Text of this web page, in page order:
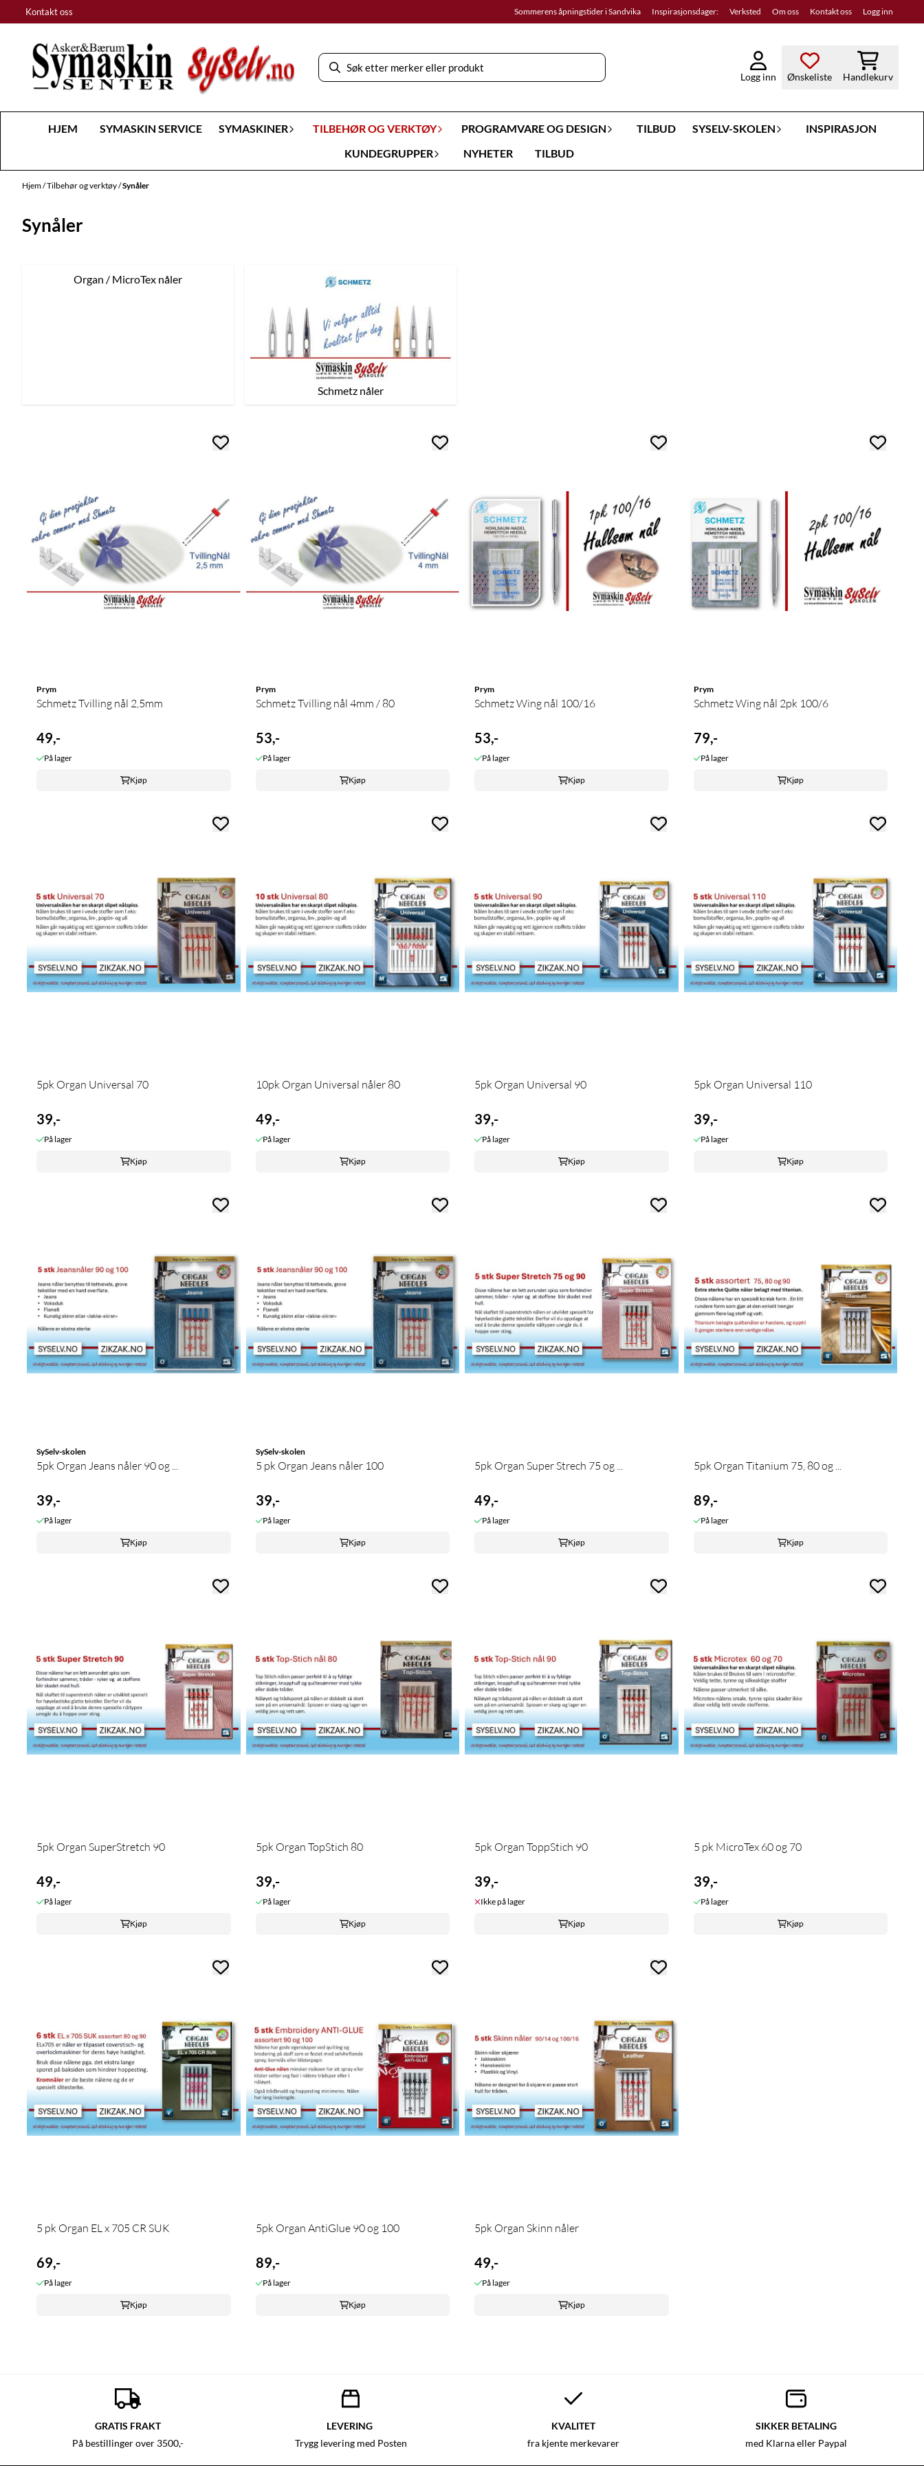
Hopp til innhold
Kontakt oss Sommerens åpningstider i Sandvika Inspirasjonsdager: Verksted Om oss Kontakt oss Logg inn
Logg inn Ønskeliste Handlekurv
HJEM SYMASKIN SERVICE SYMASKINER TILBEHØR OG VERKTØY PROGRAMVARE OG DESIGN TILBUD SYSELV-SKOLEN
INSPIRASJON
KUNDEGRUPPER
NYHETER TILBUD
Hjem/Tilbehør og verktøy/Synåler
Synåler
Organ / MicroTex nåler
Schmetz nåler
Prym
Schmetz Tvilling nål 2,5mm
49,-
På lager
Kjøp
Prym
Schmetz Tvilling nål 4mm / 80
53,-
På lager
Kjøp
Prym
Schmetz Wing nål 100/16
53,-
På lager
Kjøp
Prym
Schmetz Wing nål 2pk 100/6
79,-
På lager
Kjøp
5pk Organ Universal 70
39,-
På lager
Kjøp
10pk Organ Universal nåler 80
49,-
På lager
Kjøp
5pk Organ Universal 90
39,-
På lager
Kjøp
5pk Organ Universal 110
39,-
På lager
Kjøp
SySelv-skolen
5pk Organ Jeans nåler 90 og ...
39,-
På lager
Kjøp
SySelv-skolen
5 pk Organ Jeans nåler 100
39,-
På lager
Kjøp
5pk Organ Super Strech 75 og ...
49,-
På lager
Kjøp
5pk Organ Titanium 75, 80 og ...
89,-
På lager
Kjøp
5pk Organ SuperStretch 90
49,-
På lager
Kjøp
5pk Organ TopStich 80
39,-
På lager
Kjøp
5pk Organ ToppStich 90
39,-
Ikke på lager
Kjøp
5 pk MicroTex 60 og 70
39,-
På lager
Kjøp
5 pk Organ EL x 705 CR SUK
69,-
På lager
Kjøp
5pk Organ AntiGlue 90 og 100
89,-
På lager
Kjøp
5pk Organ Skinn nåler
49,-
På lager
Kjøp
GRATIS FRAKT
På bestillinger over 3500,-
LEVERING
Trygg levering med Posten
KVALITET
fra kjente merkevarer
SIKKER BETALING
med Klarna eller Paypal